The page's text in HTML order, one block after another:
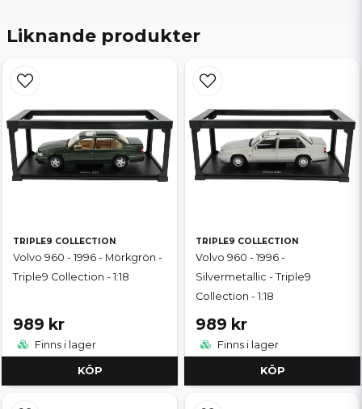
Liknande produkter
TRIPLE9 COLLECTION
Volvo 960 - 1996 - Mörkgrön -
Triple9 Collection - 1:18
989 kr
Finns i lager
KÖP
TRIPLE9 COLLECTION
Volvo 960 - 1996 -
Silvermetallic - Triple9
Collection - 1:18
989 kr
Finns i lager
KÖP